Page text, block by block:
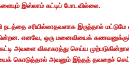
இஸ்லாம் கட்டிப் போடவில்லை.
நடத்தை சரியில்லாதவளாக இருந்தால்
எனவே, ஒரு மனைவியைக்
அவளை விகாகரத்து செய்ய
கொடுத்தால் அவனும் இந்தத் தவறைச்